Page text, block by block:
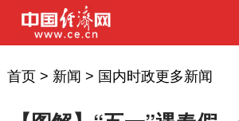
首页> 新闻 > 国内时政更多新闻